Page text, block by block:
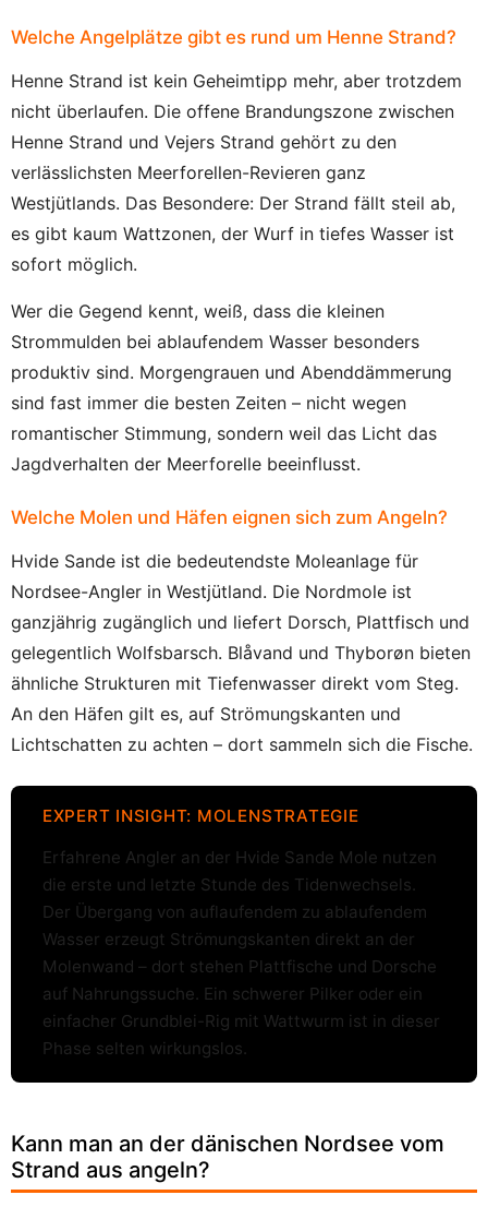
Welche Angelplätze gibt es rund um Henne Strand?
Henne Strand ist kein Geheimtipp mehr, aber trotzdem
nicht überlaufen. Die offene Brandungszone zwischen
Henne Strand und Vejers Strand gehört zu den
verlässlichsten Meerforellen-Revieren ganz
Westjütlands. Das Besondere: Der Strand fällt steil ab,
es gibt kaum Wattzonen, der Wurf in tiefes Wasser ist
sofort möglich.
Wer die Gegend kennt, weiß, dass die kleinen
Strommulden bei ablaufendem Wasser besonders
produktiv sind. Morgengrauen und Abenddämmerung
sind fast immer die besten Zeiten – nicht wegen
romantischer Stimmung, sondern weil das Licht das
Jagdverhalten der Meerforelle beeinflusst.
Welche Molen und Häfen eignen sich zum Angeln?
Hvide Sande ist die bedeutendste Moleanlage für
Nordsee-Angler in Westjütland. Die Nordmole ist
ganzjährig zugänglich und liefert Dorsch, Plattfisch und
gelegentlich Wolfsbarsch. Blåvand und Thyborøn bieten
ähnliche Strukturen mit Tiefenwasser direkt vom Steg.
An den Häfen gilt es, auf Strömungskanten und
Lichtschatten zu achten – dort sammeln sich die Fische.
EXPERT INSIGHT: MOLENSTRATEGIE
Erfahrene Angler an der Hvide Sande Mole nutzen
die erste und letzte Stunde des Tidenwechsels.
Der Übergang von auflaufendem zu ablaufendem
Wasser erzeugt Strömungskanten direkt an der
Molenwand – dort stehen Plattfische und Dorsche
auf Nahrungssuche. Ein schwerer Pilker oder ein
einfacher Grundblei-Rig mit Wattwurm ist in dieser
Phase selten wirkungslos.
Kann man an der dänischen Nordsee vom
Strand aus angeln?